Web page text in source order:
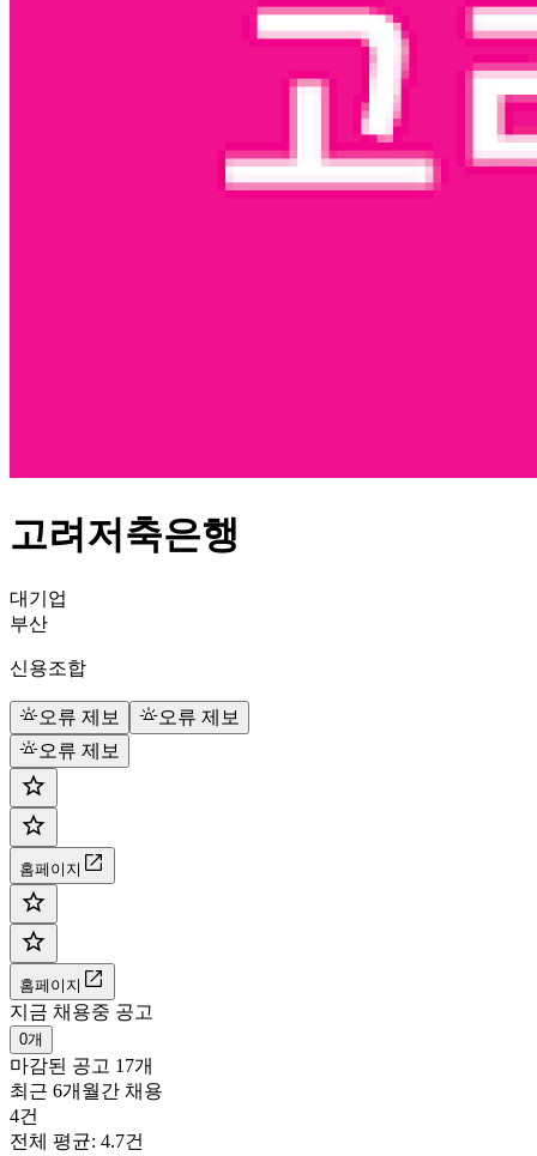
고려저축은행
대기업
부산
신용조합
오류 제보
오류 제보
오류 제보
홈페이지
홈페이지
지금 채용중 공고
0개
마감된 공고 17개
최근 6개월간 채용
4건
전체 평균: 4.7건